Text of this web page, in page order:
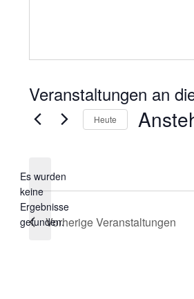
Hinweis
Es wurden
keine
Ergebnisse
gefunden.
Heute
VorherigeVeranstaltungen